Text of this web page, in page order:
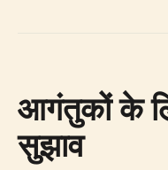
आगंतुकों के
सुझाव